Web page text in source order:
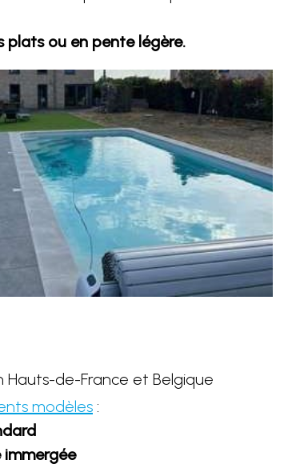
plats ou en pente légère.
Hauts-de-France et Belgique
modèles :
immergée